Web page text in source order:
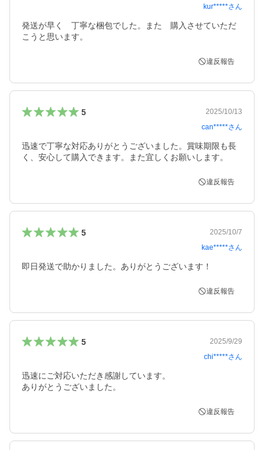
kur*****さん
発送が早く　丁寧な梱包でした。また　購入させていただ
こうと思います。
違反報告
5
2025/10/13
can*****さん
迅速で丁寧な対応ありがとうございました。賞味期限も長
く、安心して購入できます。また宜しくお願いします。
違反報告
5
2025/10/7
kae*****さん
即日発送で助かりました。ありがとうございます！
違反報告
5
2025/9/29
chi*****さん
迅速にご対応いただき感謝しています。
ありがとうございました。
違反報告